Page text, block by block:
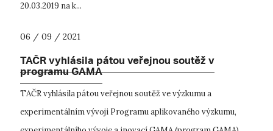
20.03.2019 na k...
06 / 09 / 2021
TAČR vyhlásila pátou veřejnou soutěž v
programu GAMA
TAČR vyhlásila pátou veřejnou soutěž ve výzkumu a
experimentálním vývoji Programu aplikovaného výzkumu,